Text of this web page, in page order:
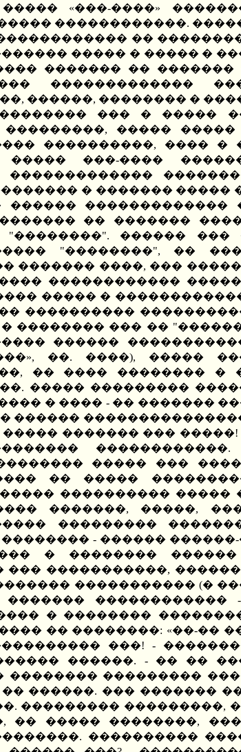
«���-����»
������������.
�� ��������
����� � ����� �
������� ��
�������������
������, �������� �
��� � �����
���������, �����
����������, ���� �
����� ���-����
� �������
�������������
�� �������
������ ���
"��������", ��
������� ����, ���
������������
����� �
����������
�������� ��� ��
������
��. ����), �����
�� ���� �������� �
����� ���������
� ���� - �� �������
������
������� ���
����� ���
�� �����
���������� �����
�������, �����,
���������
- ������
� ��������
��� �����������,
����������� (�
������������
� ��������
�� ��������: «��-
���! -
������. - �� ��
���������
�� ������. ��� �������
��������� ���������,
�� ����� ��������,
����������